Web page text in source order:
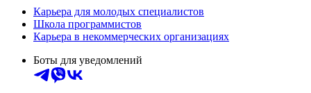
Карьера для молодых специалистов
Школа программистов
Карьера в некоммерческих организациях
Боты для уведомлений